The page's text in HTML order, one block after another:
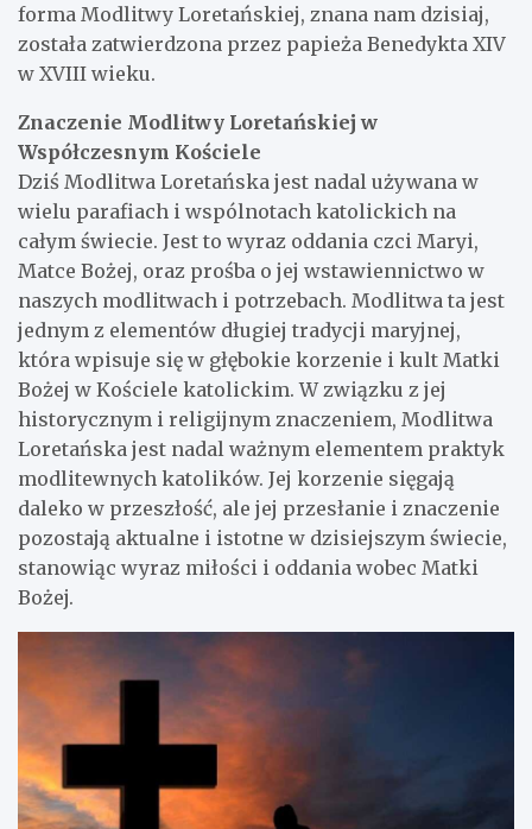
forma Modlitwy Loretańskiej, znana nam dzisiaj,
została zatwierdzona przez papieża Benedykta XIV
w XVIII wieku.
Znaczenie Modlitwy Loretańskiej w
Współczesnym Kościele
Dziś Modlitwa Loretańska jest nadal używana w
wielu parafiach i wspólnotach katolickich na
całym świecie. Jest to wyraz oddania czci Maryi,
Matce Bożej, oraz prośba o jej wstawiennictwo w
naszych modlitwach i potrzebach. Modlitwa ta jest
jednym z elementów długiej tradycji maryjnej,
która wpisuje się w głębokie korzenie i kult Matki
Bożej w Kościele katolickim. W związku z jej
historycznym i religijnym znaczeniem, Modlitwa
Loretańska jest nadal ważnym elementem praktyk
modlitewnych katolików. Jej korzenie sięgają
daleko w przeszłość, ale jej przesłanie i znaczenie
pozostają aktualne i istotne w dzisiejszym świecie,
stanowiąc wyraz miłości i oddania wobec Matki
Bożej.